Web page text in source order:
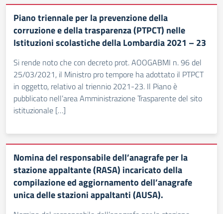
Piano triennale per la prevenzione della
corruzione e della trasparenza (PTPCT) nelle
Istituzioni scolastiche della Lombardia 2021 – 23
Si rende noto che con decreto prot. AOOGABMI n. 96 del
25/03/2021, il Ministro pro tempore ha adottato il PTPCT
in oggetto, relativo al triennio 2021-23. Il Piano è
pubblicato nell’area Amministrazione Trasparente del sito
istituzionale […]
Nomina del responsabile dell’anagrafe per la
stazione appaltante (RASA) incaricato della
compilazione ed aggiornamento dell’anagrafe
unica delle stazioni appaltanti (AUSA).